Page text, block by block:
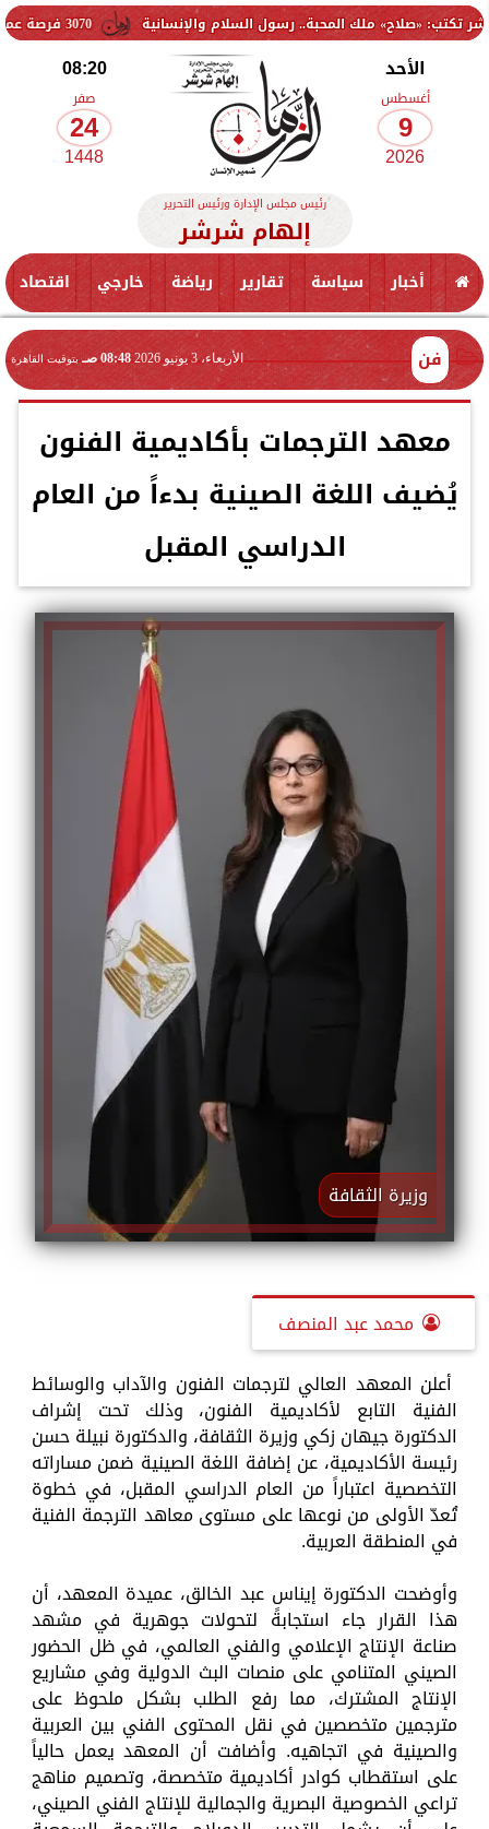
3070 فرصة عمل جديدة بالقطاع الخاص.. وظائف برواتب تصل إلى 9500 جنيه ملك المحبة.. رسول السلام والإنسانية
الأحد
أغسطس
9
2026
08:20
صفر
24
1448
رئيس مجلس الإدارة ورئيس التحرير
إلهام شرشر
أخبار سياسة تقارير رياضة خارجي اقتصاد
فن الأربعاء، 3 يونيو 2026 08:48 صـ بتوقيت القاهرة
معهد الترجمات بأكاديمية الفنون
يُضيف اللغة الصينية بدءاً من العام
الدراسي المقبل
وزيرة الثقافة
محمد عبد المنصف
أعلن المعهد العالي لترجمات الفنون والآداب والوسائط
الفنية التابع لأكاديمية الفنون، وذلك تحت إشراف
الدكتورة جيهان زكي وزيرة الثقافة، والدكتورة نبيلة حسن
رئيسة الأكاديمية، عن إضافة اللغة الصينية ضمن مساراته
التخصصية اعتباراً من العام الدراسي المقبل، في خطوة
تُعدّ الأولى من نوعها على مستوى معاهد الترجمة الفنية
في المنطقة العربية.
وأوضحت الدكتورة إيناس عبد الخالق، عميدة المعهد، أن
هذا القرار جاء استجابةً لتحولات جوهرية في مشهد
صناعة الإنتاج الإعلامي والفني العالمي، في ظل الحضور
الصيني المتنامي على منصات البث الدولية وفي مشاريع
الإنتاج المشترك، مما رفع الطلب بشكل ملحوظ على
مترجمين متخصصين في نقل المحتوى الفني بين العربية
والصينية في اتجاهيه. وأضافت أن المعهد يعمل حالياً
على استقطاب كوادر أكاديمية متخصصة، وتصميم مناهج
تراعي الخصوصية البصرية والجمالية للإنتاج الفني الصيني،